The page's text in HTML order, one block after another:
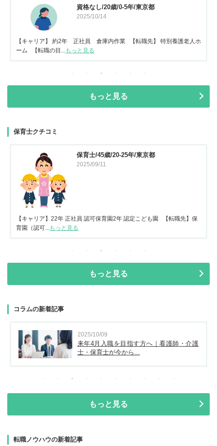
資格なし/20歳/0-5年/東京都
2025/10/14
【キャリア】 約2年 正社員 倉庫内作業 【転職先】 特別養護老人ホ
ーム 【転職の目...もっと見る
もっと見る
保育士クチコミ
保育士/45歳/20-25年/東京都
2025/09/11
【キャリア】22年 正社員 認可保育園2年 認定こども園 【転職先】保
育園（認可...もっと見る
もっと見る
コラムの新着記事
2025/10/09
来年4月入職を目指す方へ｜看護師・介護
士・保育士が今から...
もっと見る
転職ノウハウの新着記事